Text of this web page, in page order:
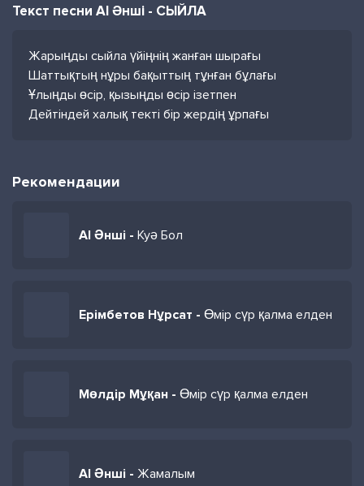
Текст песни AI Әнші - СЫЙЛА
Жарыңды сыйла үйіңнің жанған шырағы
Шаттықтың нұры бақыттың тұнған бұлағы
Ұлыңды өсір, қызыңды өсір ізетпен
Дейтіндей халық текті бір жердің ұрпағы
Рекомендации
AI Әнші - Куә Бол
Ерімбетов Нұрсат - Өмір сүр қалма елден
Мөлдір Мұқан - Өмір сүр қалма елден
AI Әнші - Жамалым